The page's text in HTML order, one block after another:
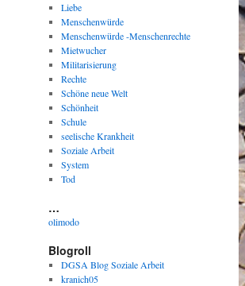
Liebe
Menschenwürde
Menschenwürde -Menschenrechte
Mietwucher
Militarisierung
Rechte
Schöne neue Welt
Schönheit
Schule
seelische Krankheit
Soziale Arbeit
System
Tod
…
olimodo
Blogroll
DGSA Blog Soziale Arbeit
kranich05